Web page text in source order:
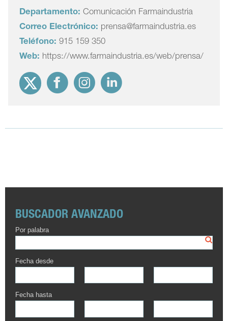
Departamento: Comunicación Farmaindustria
Correo Electrónico: prensa@farmaindustria.es
Teléfono: 915 159 350
Web: https://www.farmaindustria.es/web/prensa/
BUSCADOR AVANZADO
Por palabra
Fecha desde
Fecha hasta